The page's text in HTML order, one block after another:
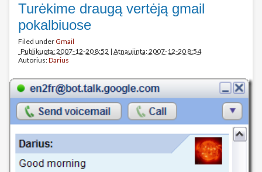
Turėkime draugą vertėją gmail
pokalbiuose
Filed underGmail
Publikuota: 2007-12-20 8:52 | Atnaujinta: 2007-12-20 8:54
Autorius:Darius